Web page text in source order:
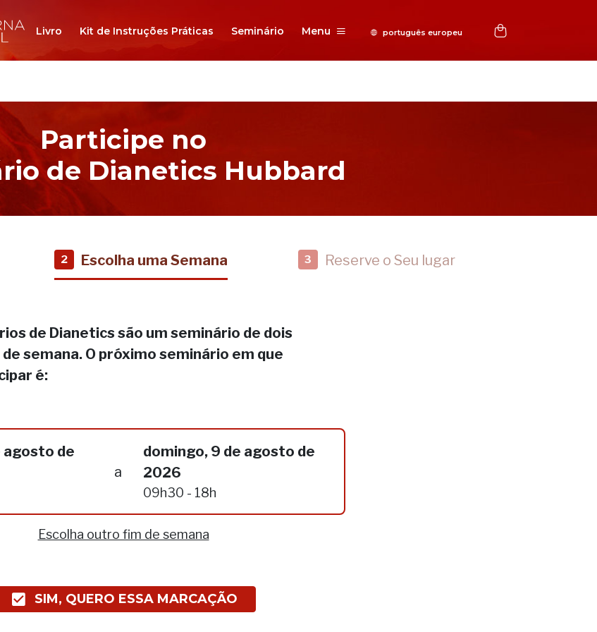
Livro Kit de Instruções Práticas Seminário Menu
Participe no
de Dianetics Hubbard
2 Escolha uma Semana 3 Reserve o Seu lugar
de Dianetics são um seminário de dois
semana. O próximo seminário em que
é:
agosto de
a
domingo, 9 de agosto de
2026
09h30 - 18h
Escolha outro fim de semana
SIM, QUERO ESSA MARCAÇÃO